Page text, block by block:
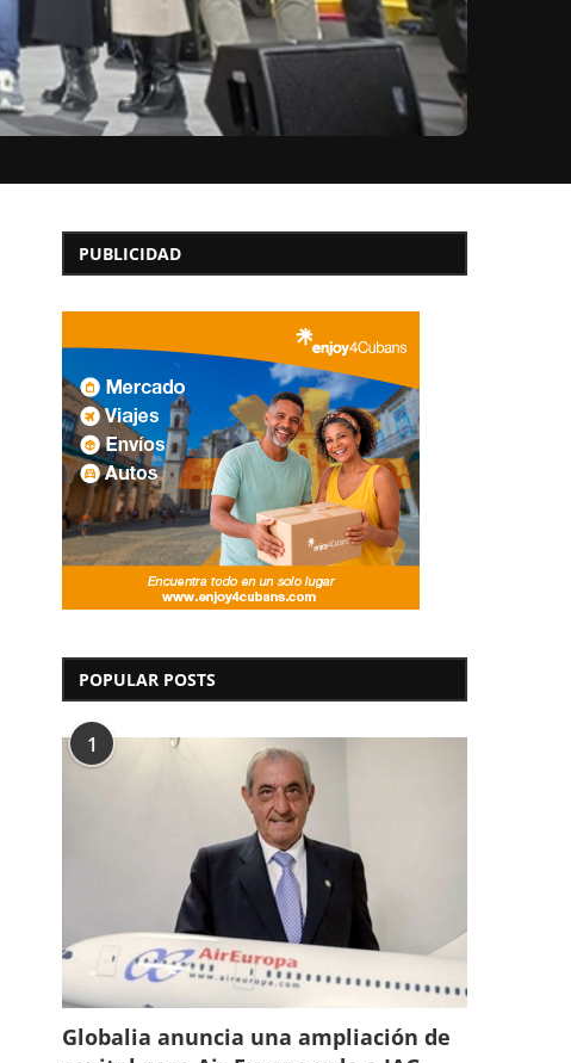
PUBLICIDAD
POPULAR POSTS
1
Globalia anuncia una ampliación de